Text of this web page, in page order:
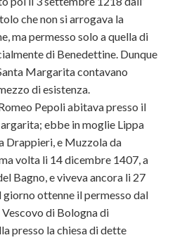
che non si arrogava la
ma permesso solo a quella di
di Benedettine. Dunque
Margarita contavano
di esistenza.
Pepoli abitava presso il
ebbe in moglie Lippa
Drappieri, e Muzzola da
volta li 14 dicembre 1407, a
Bagno, e viveva ancora li 27
giorno ottenne il permesso dal
di Bologna di
presso la chiesa di dette